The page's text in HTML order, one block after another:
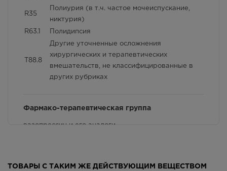
Взаимодействие с другими лекарственными
препаратами и другие виды взаимодействия
R35
Полиурия (в т.ч. частое мочеиспускание,
никтурия)
R63.1 Полидипсия
T88.8
Другие уточненные осложнения
хирургических и терапевтических
вмешательств, не классифицированные в
других рубриках
Фармако-терапевтическая группа
вазопрессин и его аналоги
ТОВАРЫ С ТАКИМ ЖЕ ДЕЙСТВУЮЩИМ ВЕЩЕСТВОМ